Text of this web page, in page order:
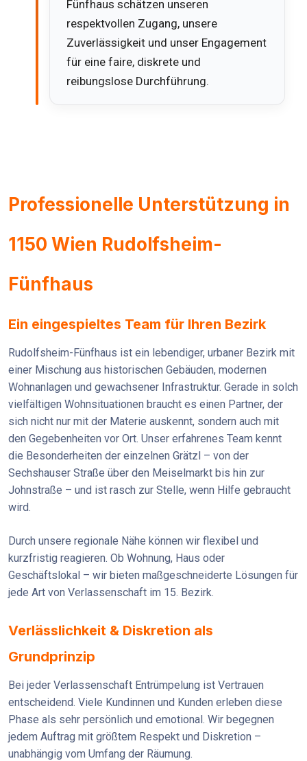
Fünfhaus schätzen unseren
respektvollen Zugang, unsere
Zuverlässigkeit und unser Engagement
für eine faire, diskrete und
reibungslose Durchführung.
Professionelle Unterstützung in
1150 Wien Rudolfsheim-
Fünfhaus
Ein eingespieltes Team für Ihren Bezirk
Rudolfsheim-Fünfhaus ist ein lebendiger, urbaner Bezirk mit
einer Mischung aus historischen Gebäuden, modernen
Wohnanlagen und gewachsener Infrastruktur. Gerade in solch
vielfältigen Wohnsituationen braucht es einen Partner, der
sich nicht nur mit der Materie auskennt, sondern auch mit
den Gegebenheiten vor Ort. Unser erfahrenes Team kennt
die Besonderheiten der einzelnen Grätzl – von der
Sechshauser Straße über den Meiselmarkt bis hin zur
Johnstraße – und ist rasch zur Stelle, wenn Hilfe gebraucht
wird.
Durch unsere regionale Nähe können wir flexibel und
kurzfristig reagieren. Ob Wohnung, Haus oder
Geschäftslokal – wir bieten maßgeschneiderte Lösungen für
jede Art von Verlassenschaft im 15. Bezirk.
Verlässlichkeit & Diskretion als
Grundprinzip
Bei jeder Verlassenschaft Entrümpelung ist Vertrauen
entscheidend. Viele Kundinnen und Kunden erleben diese
Phase als sehr persönlich und emotional. Wir begegnen
jedem Auftrag mit größtem Respekt und Diskretion –
unabhängig vom Umfang der Räumung.